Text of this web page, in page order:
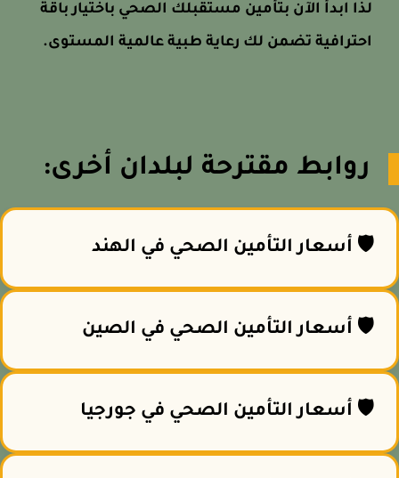
لذا ابدأ الآن بتأمين مستقبلك الصحي باختيار باقة
احترافية تضمن لك رعاية طبية عالمية المستوى.
روابط مقترحة لبلدان أخرى:
🛡️ أسعار التأمين الصحي في الهند
🛡️ أسعار التأمين الصحي في الصين
🛡️ أسعار التأمين الصحي في جورجيا